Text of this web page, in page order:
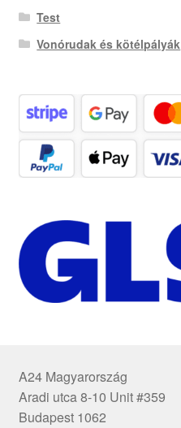
Test
Vonórudak és kötélpályák
A24 Magyarország
Aradi utca 8-10 Unit #359
Budapest 1062